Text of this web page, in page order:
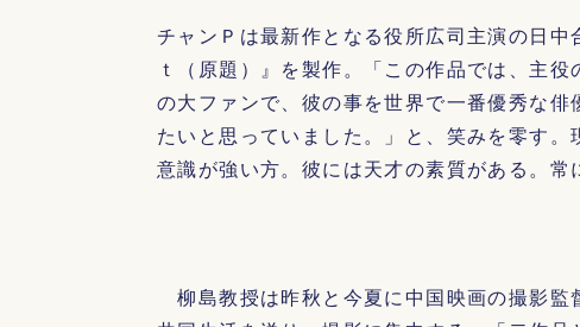
チャンＰは最新作となる役所広司主演の日
ｔ（原題）』を製作。「この作品では、主
の大ファンで、彼の事を世界で一番優秀な
たいと思っていました。」と、笑みを零す
意識が強い方。彼には天才の素質がある。常
柳島教授は昨秋と今夏に中国映画の撮影